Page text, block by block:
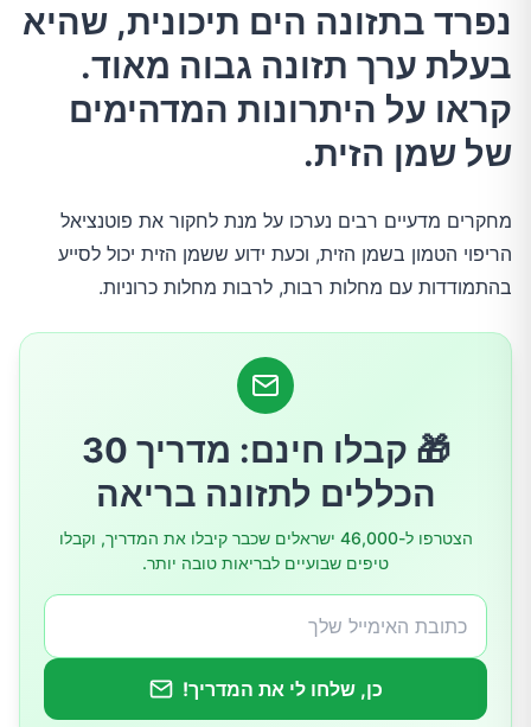
שמן זית: נתונים תזונתיים
12 היתרונות המובילים בשמן זית
1.תורם לירידה במשקל ומונע השמנת יתר
2.מפוצץ בשומנים חד-רוויים בריאים
3.עשיר בנוגדי חמצון עוצמתיים
8.שמן זית יכול להקל על דלקת מפרקים שגרונית
נפרד בתזונה הים תיכונית, שהיא
בעלת ערך תזונה גבוה מאוד.
קראו על היתרונות המדהימים
של שמן הזית.
מחקרים מדעיים רבים נערכו על מנת לחקור את פוטנציאל
הריפוי הטמון בשמן הזית, וכעת ידוע ששמן הזית יכול לסייע
בהתמודדות עם מחלות רבות, לרבות מחלות כרוניות.
🎁 קבלו חינם: מדריך 30
הכללים לתזונה בריאה
הצטרפו ל-46,000 ישראלים שכבר קיבלו את המדריך, וקבלו
טיפים שבועיים לבריאות טובה יותר.
כן, שלחו לי את המדריך!